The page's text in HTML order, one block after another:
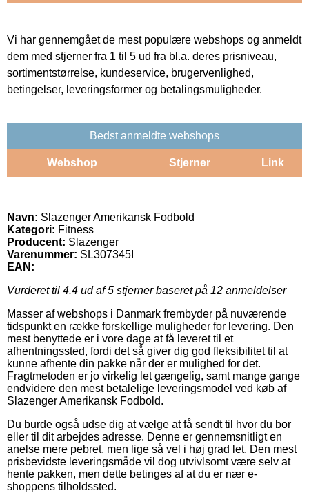
Vi har gennemgået de mest populære webshops og anmeldt
dem med stjerner fra 1 til 5 ud fra bl.a. deres prisniveau,
sortimentstørrelse, kundeservice, brugervenlighed,
betingelser, leveringsformer og betalingsmuligheder.
Bedst anmeldte webshops
Webshop Stjerner Link
Navn: Slazenger Amerikansk Fodbold
Kategori: Fitness
Producent: Slazenger
Varenummer: SL307345I
EAN:
Vurderet til 4.4 ud af 5 stjerner baseret på 12 anmeldelser
Masser af webshops i Danmark frembyder på nuværende
tidspunkt en række forskellige muligheder for levering. Den
mest benyttede er i vore dage at få leveret til et
afhentningssted, fordi det så giver dig god fleksibilitet til at
kunne afhente din pakke når der er mulighed for det.
Fragtmetoden er jo virkelig let gængelig, samt mange gange
endvidere den mest betalelige leveringsmodel ved køb af
Slazenger Amerikansk Fodbold.
Du burde også udse dig at vælge at få sendt til hvor du bor
eller til dit arbejdes adresse. Denne er gennemsnitligt en
anelse mere pebret, men lige så vel i høj grad let. Den mest
prisbevidste leveringsmåde vil dog utvivlsomt være selv at
hente pakken, men dette betinges af at du er nær e-
shoppens tilholdssted.